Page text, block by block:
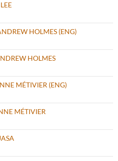
HOLMES (ENG)
HOLMES
MÉTIVIER (ENG)
MÉTIVIER